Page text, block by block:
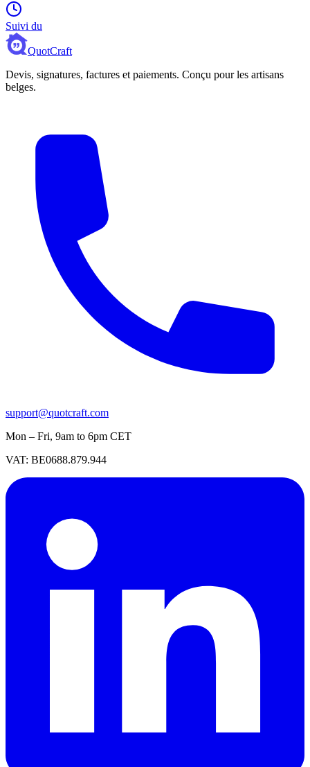
Suivi du
QuotCraft
Devis, signatures, factures et paiements. Conçu pour les artisans
belges.
support@quotcraft.com
Mon – Fri, 9am to 6pm CET
VAT: BE0688.879.944